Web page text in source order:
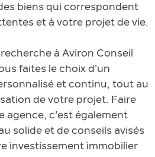
biens qui correspondent
et à votre projet de vie.
à Aviron Conseil
faites le choix d'un
et continu, tout au
de votre projet. Faire
agence, c'est également
solide et de conseils avisés
investissement immobilier